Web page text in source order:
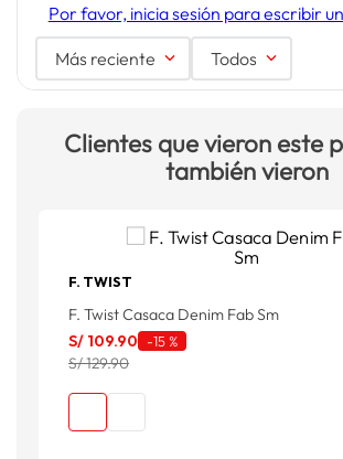
Por favor, inicia sesión para escribir
Más reciente Todos
Clientes que vieron este
también vieron
F. TWIST
F. Twist Casaca Denim Fab Sm
S/ 109.90 -15 %
S/ 129.90